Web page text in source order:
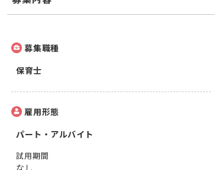
募集職種
保育士
雇用形態
パート・アルバイト
試用期間